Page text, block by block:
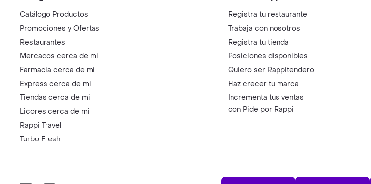
Catálogo Productos
Promociones y Ofertas
Restaurantes
Mercados cerca de mi
Farmacia cerca de mi
Express cerca de mi
Tiendas cerca de mi
Licores cerca de mi
Rappi Travel
Turbo Fresh
Registra tu restaurante
Trabaja con nosotros
Registra tu tienda
Posiciones disponibles
Quiero ser Rappitendero
Haz crecer tu marca
Incrementa tus ventas
con Pide por Rappi
App Store Play Store